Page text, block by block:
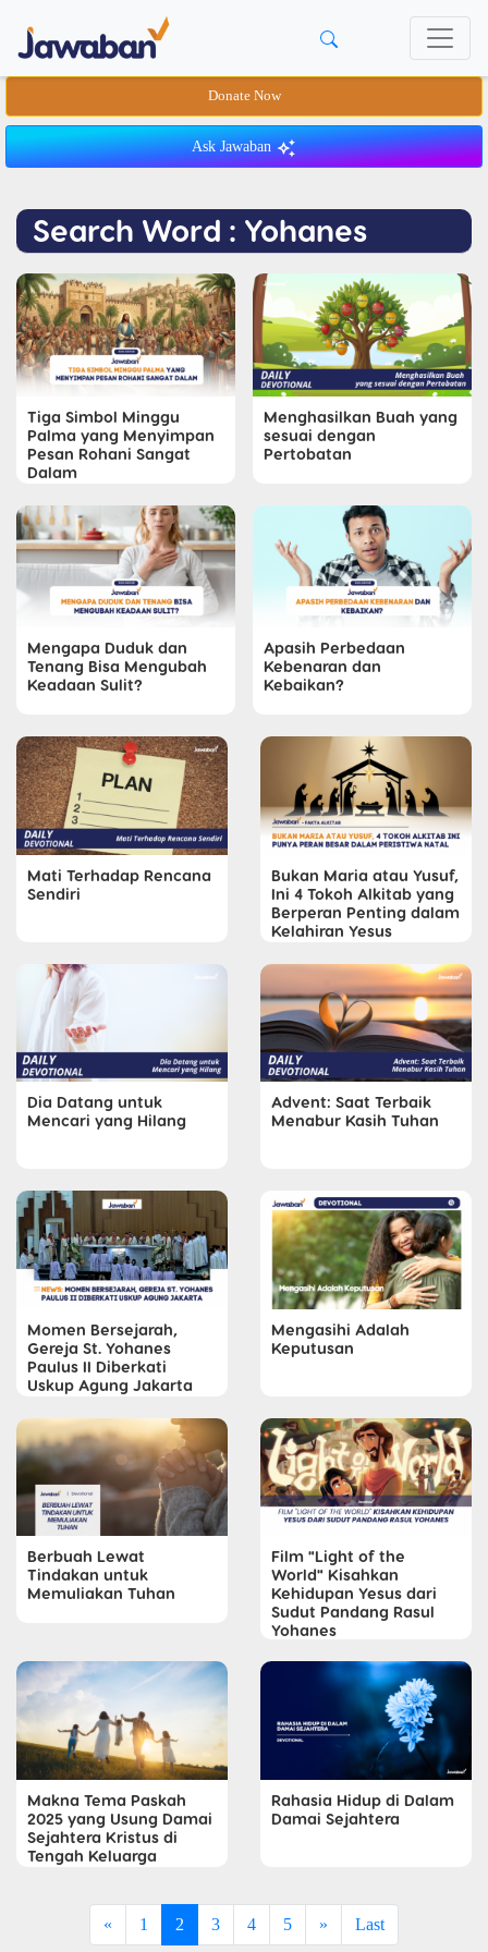
Donate Now
Ask Jawaban
Search Word : Yohanes
Tiga Simbol Minggu
Palma yang Menyimpan
Pesan Rohani Sangat
Dalam
Menghasilkan Buah yang
sesuai dengan
Pertobatan
Mengapa Duduk dan
Tenang Bisa Mengubah
Keadaan Sulit?
Apasih Perbedaan
Kebenaran dan
Kebaikan?
Mati Terhadap Rencana
Sendiri
Bukan Maria atau Yusuf,
Ini 4 Tokoh Alkitab yang
Berperan Penting dalam
Kelahiran Yesus
Dia Datang untuk
Mencari yang Hilang
Advent: Saat Terbaik
Menabur Kasih Tuhan
Momen Bersejarah,
Gereja St. Yohanes
Paulus II Diberkati
Uskup Agung Jakarta
Mengasihi Adalah
Keputusan
Berbuah Lewat
Tindakan untuk
Memuliakan Tuhan
Film "Light of the
World" Kisahkan
Kehidupan Yesus dari
Sudut Pandang Rasul
Yohanes
Makna Tema Paskah
2025 yang Usung Damai
Sejahtera Kristus di
Tengah Keluarga
Rahasia Hidup di Dalam
Damai Sejahtera
« 1 2 3 4 5 » Last